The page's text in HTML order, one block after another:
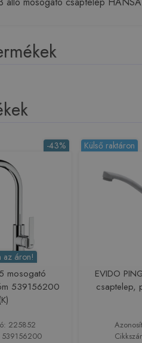
-43%
az áron!
mosogató
539156200
(K)
225852
539156200
Külső raktáron
EVIDO
csaptelep,